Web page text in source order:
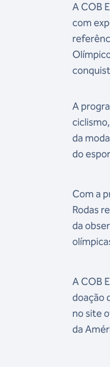
A COB
com
A
da
do
Com a
Rodas
da
A COB
doação
no site
da